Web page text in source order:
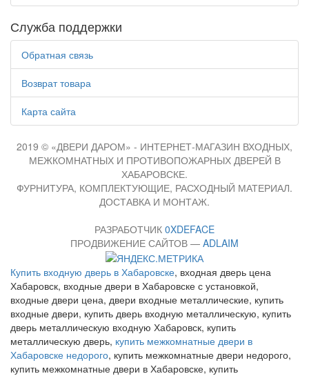
Служба поддержки
Обратная связь
Возврат товара
Карта сайта
2019 © «ДВЕРИ ДАРОМ» - ИНТЕРНЕТ-МАГАЗИН ВХОДНЫХ,
МЕЖКОМНАТНЫХ И ПРОТИВОПОЖАРНЫХ ДВЕРЕЙ В
ХАБАРОВСКЕ.
ФУРНИТУРА, КОМПЛЕКТУЮЩИЕ, РАСХОДНЫЙ МАТЕРИАЛ.
ДОСТАВКА И МОНТАЖ.
РАЗРАБОТЧИК 0XDEFACE
ПРОДВИЖЕНИЕ САЙТОВ — ADLAIM
Купить входную дверь в Хабаровске, входная дверь цена
Хабаровск, входные двери в Хабаровске с установкой,
входные двери цена, двери входные металлические, купить
входные двери, купить дверь входную металлическую, купить
дверь металлическую входную Хабаровск, купить
металлическую дверь, купить межкомнатные двери в
Хабаровске недорого, купить межкомнатные двери недорого,
купить межкомнатные двери в Хабаровске, купить